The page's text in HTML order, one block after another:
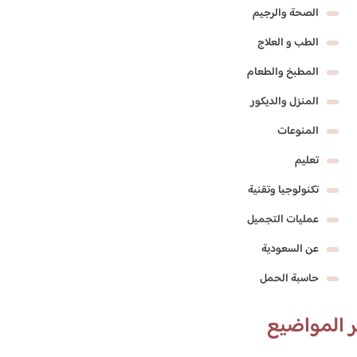
الصحة والرجيم
الطب و العلاج
المطبخ والطعام
المنزل والديكور
المنوعات
تعليم
تكنولوجيا وتقنية
عمليات التجميل
عن السعودية
حاسبة الحمل
المواضيع